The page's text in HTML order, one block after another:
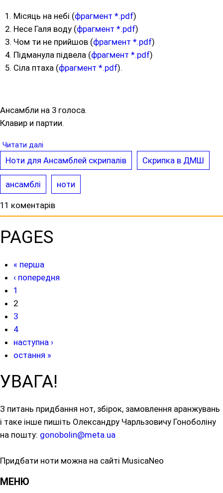
Місяць на небі (фрагмент *.pdf)
Несе Галя воду (фрагмент *.pdf)
Чом ти не прийшов (фрагмент *.pdf)
Підманула підвела (фрагмент *.pdf)
Сіла птаха (фрагмент *.pdf).
Ансамбли на 3 голоса.
Клавир и партии.
Читати далі
Ноти для Ансамблей скрипалів Скрипка в ДМШ
ансамблі ноти
11 коментарів
PAGES
« перша
‹ попередня
1
2
3
4
наступна ›
остання »
УВАГА!
З питань придбання нот, збірок, замовлення аранжувань
і таке інше пишіть Олександру Чарльзовичу Гоноболіну
на пошту: gonobolin@meta.ua
Придбати ноти можна на сайті MusicaNeo
МЕНЮ